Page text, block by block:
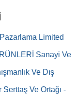
Limited
Sanayi Ve
Ve Dış
Ve Ortağı -